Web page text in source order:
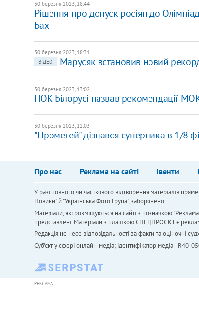
30 березня 2023, 18:44
Рішення про допуск росіян до
Бах
30 березня 2023, 18:31
ВІДЕО
Марусяк встановив новий
30 березня 2023, 13:02
НОК Білорусі назвав рекомендації
30 березня 2023, 12:03
"Прометей" дізнався суперника в 1/8
Про нас Реклама на сайті Івенти
У разі повного чи часткового відтворення матеріалів
Новини" й "Українська Фото Група", заборонено.
Матеріали, які розміщуються на сайті з позначкою
представлені. Матеріали з плашкою СПЕЦПРОЄКТ є
Редакція не несе відповідальності за факти та оціночні
Cуб'єкт у сфері онлайн-медіа; ідентифікатор медіа - R40-
РЕКЛАМА